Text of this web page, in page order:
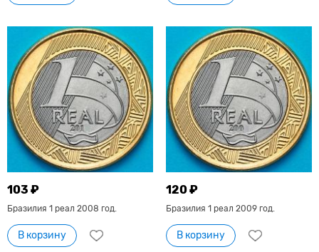
103 ₽
Бразилия 1 реал 2008 год.
В корзину
120 ₽
Бразилия 1 реал 2009 год.
В корзину